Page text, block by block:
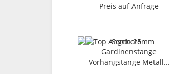
Preis auf Anfrage